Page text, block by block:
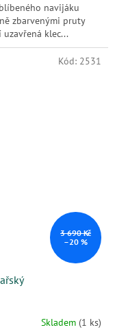
navijáku
zbarvenými pruty
klec...
3 690 Kč
–20 %
Skladem (1 ks)
Kód: 2531